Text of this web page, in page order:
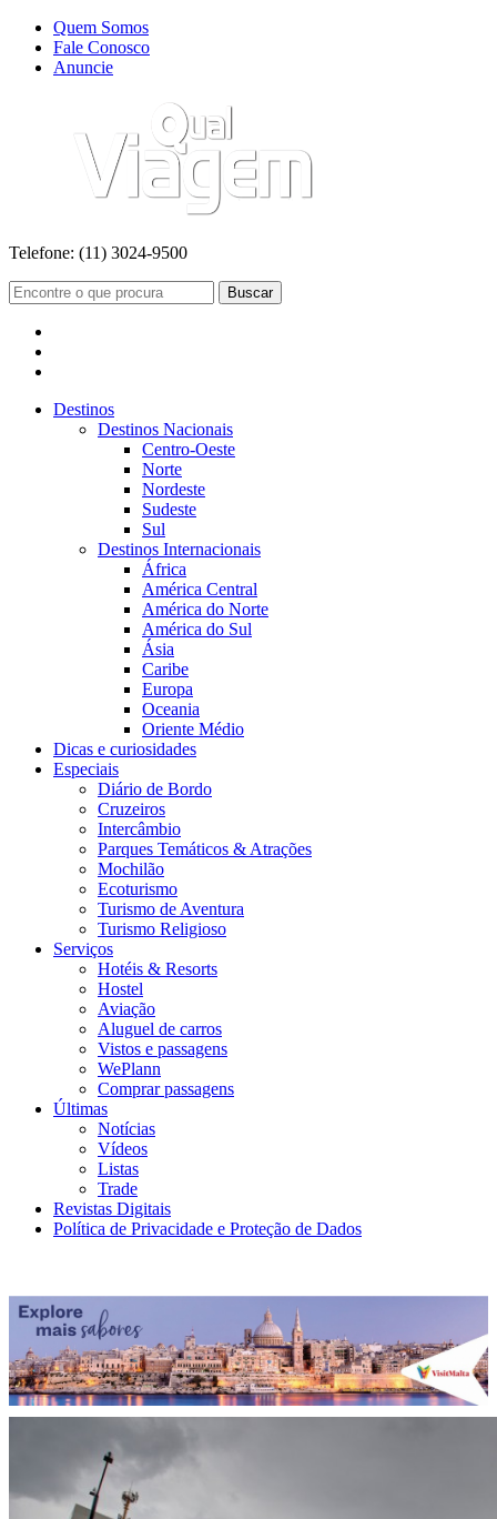
Quem Somos
Fale Conosco
Anuncie
Telefone: (11) 3024-9500
Buscar
Destinos
Destinos Nacionais
Centro-Oeste
Norte
Nordeste
Sudeste
Sul
Destinos Internacionais
África
América Central
América do Norte
América do Sul
Ásia
Caribe
Europa
Oceania
Oriente Médio
Dicas e curiosidades
Especiais
Diário de Bordo
Cruzeiros
Intercâmbio
Parques Temáticos & Atrações
Mochilão
Ecoturismo
Turismo de Aventura
Turismo Religioso
Serviços
Hotéis & Resorts
Hostel
Aviação
Aluguel de carros
Vistos e passagens
WePlann
Comprar passagens
Últimas
Notícias
Vídeos
Listas
Trade
Revistas Digitais
Política de Privacidade e Proteção de Dados